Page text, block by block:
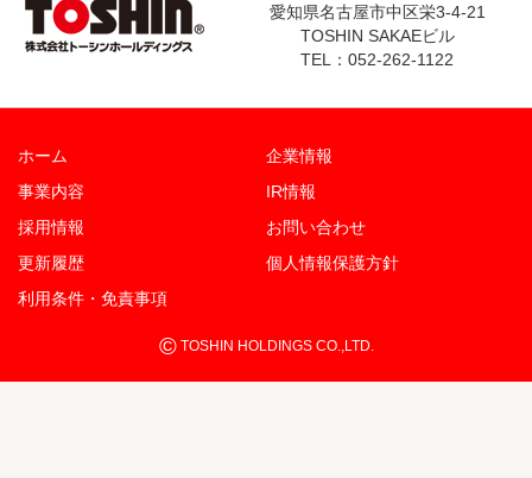
愛知県名古屋市中区栄3-4-21
TOSHIN SAKAEビル
TEL：052-262-1122
ホーム
企業情報
事業内容
IR情報
採用情報
お問い合わせ
更新履歴
個人情報保護方針
利用条件・免責事項
©TOSHIN HOLDINGS CO.,LTD.